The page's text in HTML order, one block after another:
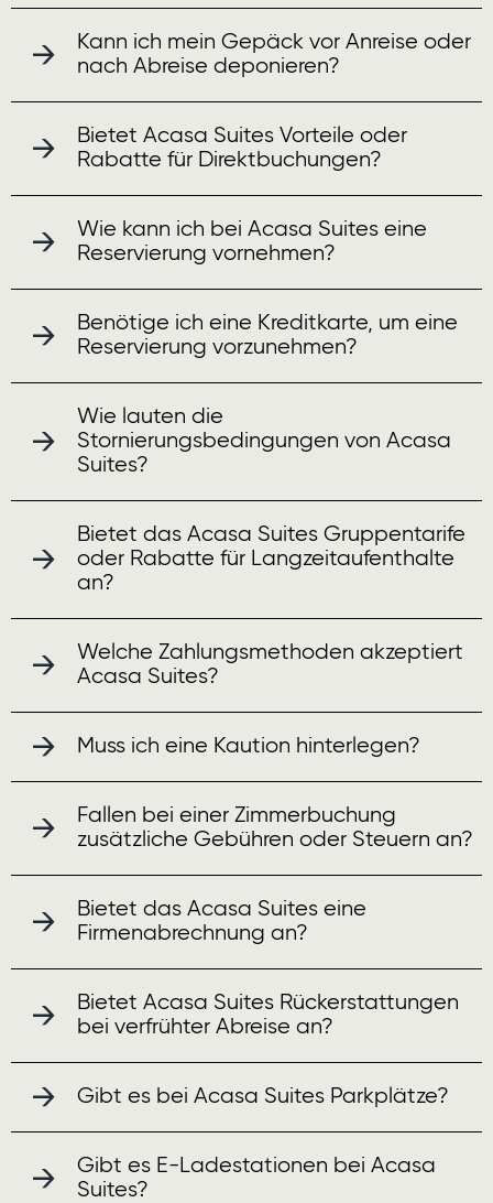
Kann ich mein Gepäck vor Anreise oder
nach Abreise deponieren?
Bietet Acasa Suites Vorteile oder
Rabatte für Direktbuchungen?
Wie kann ich bei Acasa Suites eine
Reservierung vornehmen?
Benötige ich eine Kreditkarte, um eine
Reservierung vorzunehmen?
Wie lauten die
Stornierungsbedingungen von Acasa
Suites?
Bietet das Acasa Suites Gruppentarife
oder Rabatte für Langzeitaufenthalte
an?
Welche Zahlungsmethoden akzeptiert
Acasa Suites?
Muss ich eine Kaution hinterlegen?
Fallen bei einer Zimmerbuchung
zusätzliche Gebühren oder Steuern an?
Bietet das Acasa Suites eine
Firmenabrechnung an?
Bietet Acasa Suites Rückerstattungen
bei verfrühter Abreise an?
Gibt es bei Acasa Suites Parkplätze?
Gibt es E-Ladestationen bei Acasa
Suites?